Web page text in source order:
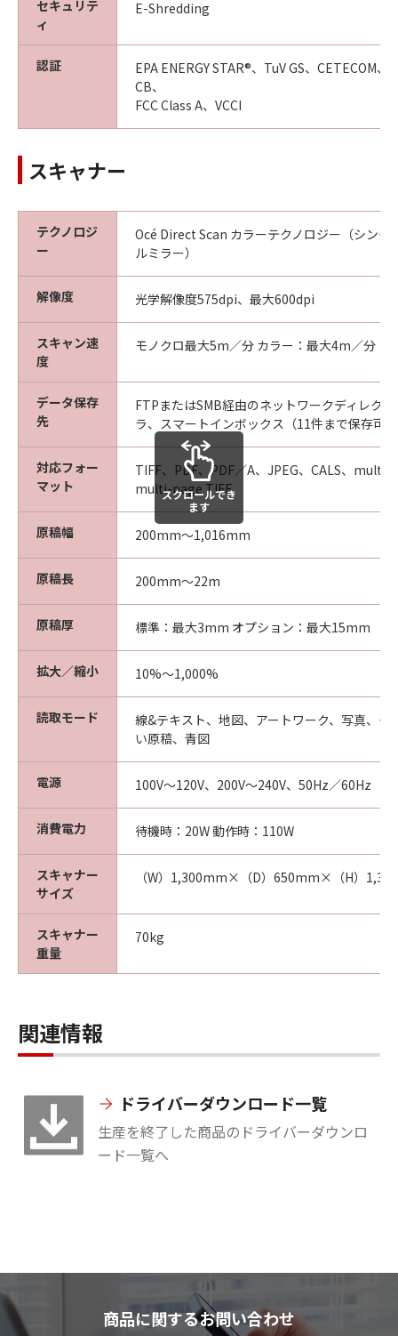
セキュリテ
ィ
E-Shredding
認証
EPA ENERGY STAR®、TuV GS、CETECOM、
CB、
FCC Class A、VCCI
スキャナー
テクノロジ
ー
Océ Direct Scan カラーテクノロジー（シング
ルミラー）
解像度 光学解像度575dpi、最大600dpi
スキャン速
度
モノクロ最大5m／分 カラー：最大4m／分
データ保存
先
FTPまたはSMB経由のネットワークディレク
ラ、スマートインボックス（11件まで保存可
対応フォー
マット
TIFF、PDF、PDF／A、JPEG、CALS、multi-
multi-page TIFF
原稿幅 200mm～1,016mm
原稿長 200mm～22m
原稿厚 標準：最大3mm オプション：最大15mm
拡大／縮小 10%～1,000%
読取モード
線&テキスト、地図、アートワーク、写真、グ
い原稿、青図
電源 100V～120V、200V～240V、50Hz／60Hz
消費電力 待機時：20W 動作時：110W
スキャナー
サイズ
（W）1,300mm×（D）650mm×（H）
スキャナー
重量
70kg
スクロールでき
ます
関連情報
ドライバーダウンロード一覧
生産を終了した商品のドライバーダウンロ
ード一覧へ
商品に関するお問い合わせ